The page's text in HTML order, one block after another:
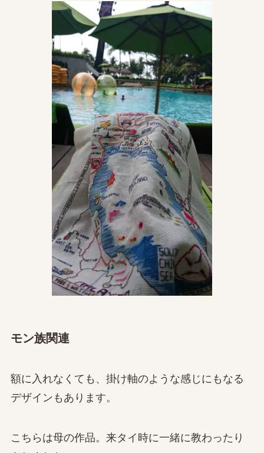
モン族関連
額に入れなくても、掛け軸のような感じにもなる
デザインもあります。
こちらは母の作品。来タイ時に一緒に教わったり